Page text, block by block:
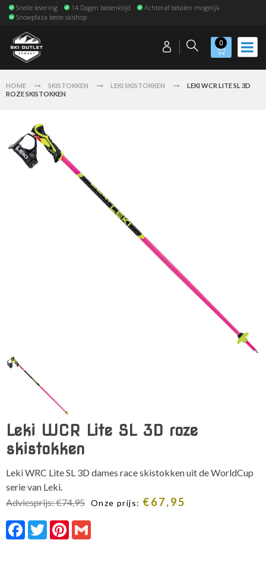
Snelle levering 14 Dagen bedenktijd
Achteraf betalen mogelijk
Snowplaza beste skishop
0
HOME SKISTOKKEN LEKI SKISTOKKEN
LEKI WCR LITE SL 3D
ROZE SKISTOKKEN
Leki WCR Lite SL 3D roze
skistokken
Leki WRC Lite SL 3D dames race skistokken uit de WorldCup
serie van Leki.
Adviesprijs:€74,95 Onze prijs: €67,95
Facebook
TwitterPinterest